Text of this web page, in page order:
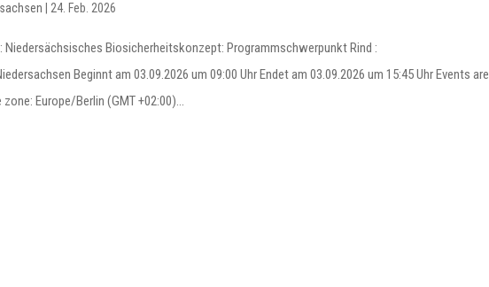
24. Feb. 2026
Niedersächsisches Biosicherheitskonzept: Programmschwerpunkt Rind :
Beginnt am 03.09.2026 um 09:00 Uhr Endet am 03.09.2026 um 15:45 Uhr Events are
Europe/Berlin (GMT +02:00)...